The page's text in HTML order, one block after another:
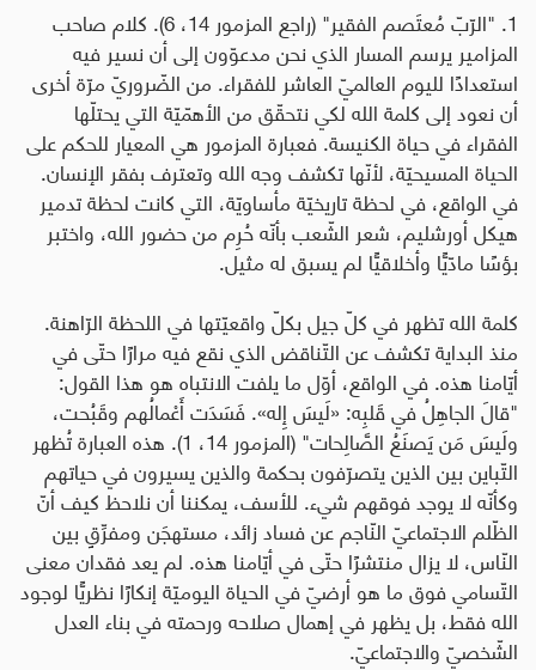
1. "الرّبّ مُعتَصم الفقير" (راجع المزمور 14، 6). كلام صاحب
المزامير يرسم المسار الذي نحن مدعوّون إلى أن نسير فيه
استعدادًا لليوم العالميّ العاشر للفقراء. من الضّروريّ مرّة أخرى
أن نعود إلى كلمة الله لكي نتحقّق من الأهمّيّة التي يحتلّها
الفقراء في حياة الكنيسة. فعبارة المزمور هي المعيار للحكم على
الحياة المسيحيّة، لأنّها تكشف وجه الله وتعترف بفقر الإنسان.
في الواقع، في لحظة تاريخيّة مأساويّة، التي كانت لحظة تدمير
هيكل أورشليم، شعر الشّعب بأنّه حُرِم من حضور الله، واختبر
بؤسًا مادّيًّا وأخلاقيًّا لم يسبق له مثيل.
كلمة الله تظهر في كلّ جيل بكلّ واقعيّتها في اللحظة الرّاهنة.
منذ البداية تكشف عن التّناقض الذي نقع فيه مرارًا حتّى في
أيّامنا هذه. في الواقع، أوّل ما يلفت الانتباه هو هذا القول:
"قالَ الجاهِلُ في قَلبِه: «لَيسَ إِله». فَسَدَت أَعْمالُهم وقَبُحت،
ولَيسَ مَن يَصنَعُ الصَّالِحات" (المزمور 14، 1). هذه العبارة تُظهر
التّباين بين الذين يتصرّفون بحكمة والذين يسيرون في حياتهم
وكأنّه لا يوجد فوقهم شيء. للأسف، يمكننا أن نلاحظ كيف أنّ
الظّلم الاجتماعيّ النّاجم عن فساد زائد، مستهجَن ومفرِّقٍ بين
النّاس، لا يزال منتشرًا حتّى في أيّامنا هذه. لم يعد فقدان معنى
التّسامي فوق ما هو أرضيّ في الحياة اليوميّة إنكارًا نظريًّا لوجود
الله فقط، بل يظهر في إهمال صلاحه ورحمته في بناء العدل
الشّخصيّ والاجتماعيّ.